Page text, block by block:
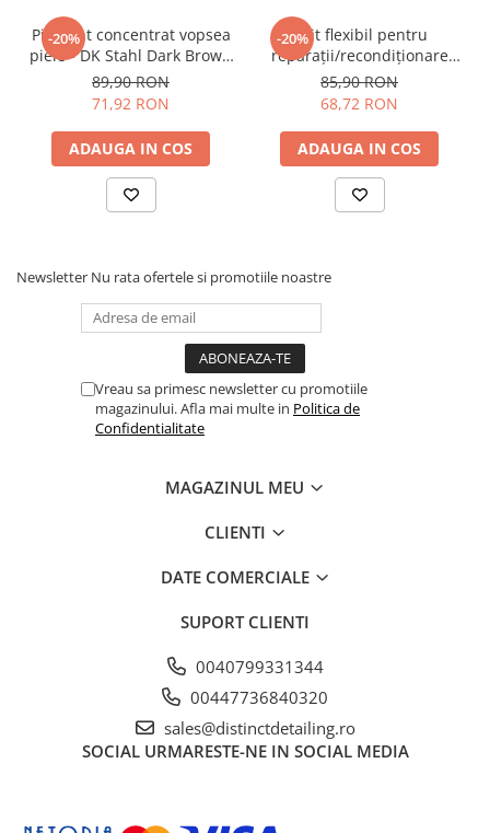
-20%
Pigment concentrat vopsea
piele - DK Stahl Dark Brown
(220ml)
89,90 RON
71,92 RON
ADAUGA IN COS
-20%Chit flexibil pentru
reparații/recondiționare
piele - DK Stahl Filler
(220ml)
85,90 RON
68,72 RON
ADAUGA IN COS
Newsletter Nu rata ofertele si promotiile noastre
Vreau sa primesc newsletter cu promotiile
magazinului. Afla mai multe in Politica de
Confidentialitate
MAGAZINUL MEU
CLIENTI
DATE COMERCIALE
SUPORT CLIENTI
0040799331344
00447736840320
sales@distinctdetailing.ro
SOCIAL URMARESTE-NE IN SOCIAL MEDIA